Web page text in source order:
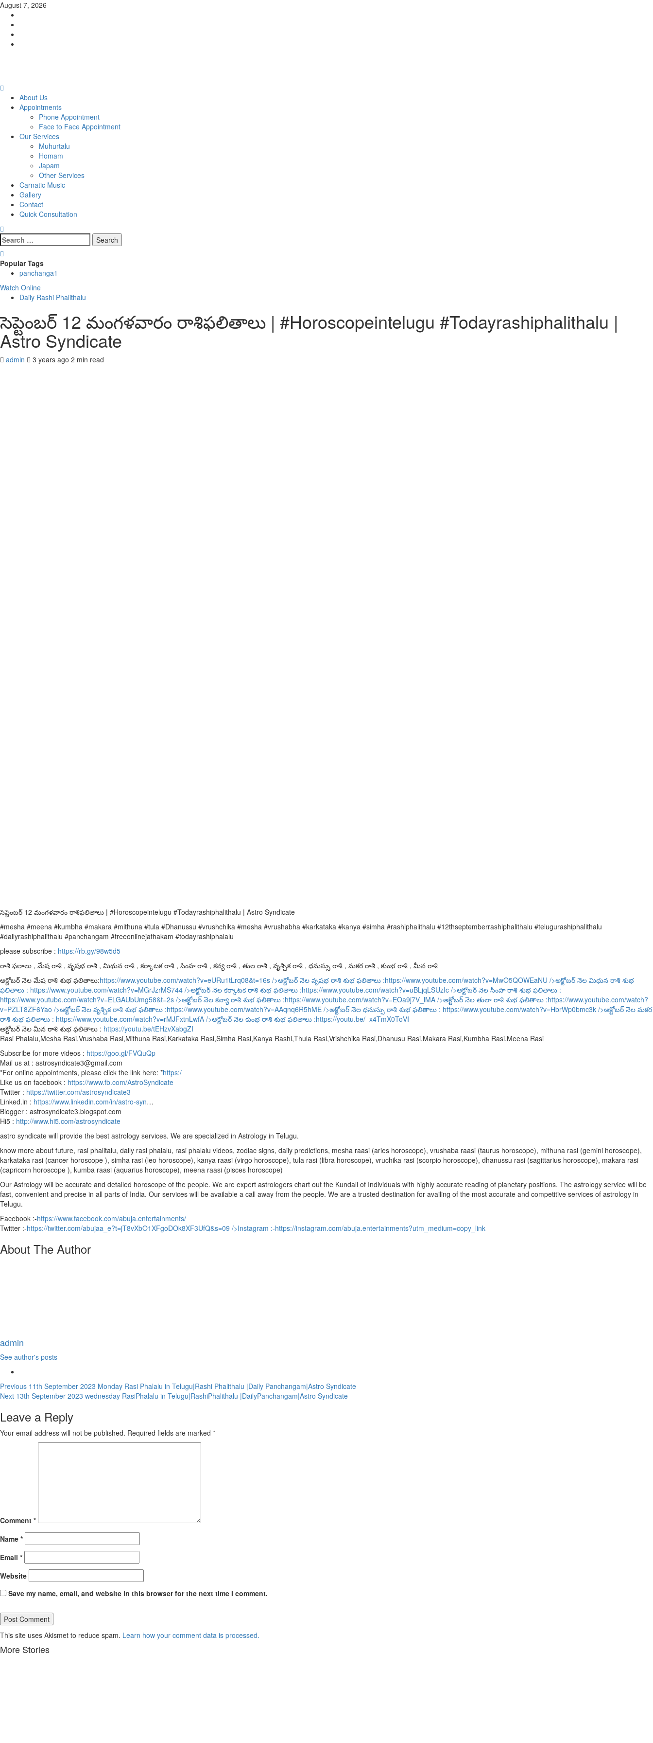
Skip
content
August 7, 2026
MenuAbout Us
Appointments
Phone Appointment
Face to Face Appointment
Our Services
Muhurtalu
Homam
Japam
Other Services
Carnatic Music
Gallery
Contact
Quick Consultation
Search
for:
Popular Tags
panchanga1
Watch Online
Daily Rashi Phalithalu
సెప్టెంబర్ 12 మంగళవారం రాశిఫలితాలు | #Horoscopeintelugu #Todayrashiphalithalu |
Astro Syndicate
admin 3 years ago 2 min read
సెప్టెంబర్ 12 మంగళవారం రాశిఫలితాలు | #Horoscopeintelugu #Todayrashiphalithalu | Astro Syndicate
#mesha #meena #kumbha #makara #mithuna #tula #Dhanussu #vrushchika #mesha #vrushabha #karkataka #kanya #simha #rashiphalithalu #12thseptemberrashiphalithalu #telugurashiphalithalu
#dailyrashiphalithalu #panchangam #freeonlinejathakam #todayrashiphalalu
please subscribe : https://rb.gy/98w5d5
రాశి ఫలాలు , మేష రాశి , వృషభ రాశి , మిథున రాశి , కర్కాటక రాశి , సింహ రాశి , కన్య రాశి , తుల రాశి , వృశ్చిక రాశి , ధనుస్సు రాశి , మకర రాశి , కుంభ రాశి , మీన రాశి
అక్టోబర్ నెల మేష రాశి శుభ ఫలితాలు:https://www.youtube.com/watch?v=eURu1tLrq08&t=16s />అక్టోబర్ నెల వృషభ రాశి శుభ ఫలితాలు :https://www.youtube.com/watch?v=MwO5QOWEaNU />అక్టోబర్ నెల మిథున రాశి శుభ
ఫలితాలు : https://www.youtube.com/watch?v=MGrJzrMS744 />అక్టోబర్ నెల కర్కాటక రాశి శుభ ఫలితాలు :https://www.youtube.com/watch?v=uBLjqLSUzIc />అక్టోబర్ నెల సింహ రాశి శుభ ఫలితాలు :
https://www.youtube.com/watch?v=ELGAUbUmg58&t=2s />అక్టోబర్ నెల కన్యా రాశి శుభ ఫలితాలు :https://www.youtube.com/watch?v=EOa9j7V_lMA />అక్టోబర్ నెల తులా రాశి శుభ ఫలితాలు :https://www.youtube.com/watch?
v=PZLT8ZF6Yao />అక్టోబర్ నెల వృశ్చిక రాశి శుభ ఫలితాలు :https://www.youtube.com/watch?v=AAqnq6R5hME />అక్టోబర్ నెల ధనుస్సు రాశి శుభ ఫలితాలు : https://www.youtube.com/watch?v=HbrWp0bmc3k />అక్టోబర్ నెల మకర
రాశి శుభ ఫలితాలు : https://www.youtube.com/watch?v=rMJFxtnLwfA />అక్టోబర్ నెల కుంభ రాశి శుభ ఫలితాలు :https://youtu.be/_x4TmX0ToVI
అక్టోబర్ నెల మీన రాశి శుభ ఫలితాలు : https://youtu.be/tEHzvXabgZI
Rasi Phalalu,Mesha Rasi,Vrushaba Rasi,Mithuna Rasi,Karkataka Rasi,Simha Rasi,Kanya Rashi,Thula Rasi,Vrishchika Rasi,Dhanusu Rasi,Makara Rasi,Kumbha Rasi,Meena Rasi
Subscribe for more videos : https://goo.gl/FVQuQp
Mail us at : astrosyndicate3@gmail.com
*For online appointments, please click the link here: *https:/
Like us on facebook : https://www.fb.com/AstroSyndicate
Twitter : https://twitter.com/astrosyndicate3
Linked.in : https://www.linkedin.com/in/astro-syn…
Blogger : astrosyndicate3.blogspot.com
Hi5 : http://www.hi5.com/astrosyndicate
astro syndicate will provide the best astrology services. We are specialized in Astrology in Telugu.
know more about future, rasi phalitalu, daily rasi phalalu, rasi phalalu videos, zodiac signs, daily predictions, mesha raasi (aries horoscope), vrushaba raasi (taurus horoscope), mithuna rasi (gemini horoscope),
karkataka rasi (cancer horoscope ), simha rasi (leo horoscope), kanya raasi (virgo horoscope), tula rasi (libra horoscope), vruchika rasi (scorpio horoscope), dhanussu rasi (sagittarius horoscope), makara rasi
(capricorn horoscope ), kumba raasi (aquarius horoscope), meena raasi (pisces horoscope)
Our Astrology will be accurate and detailed horoscope of the people. We are expert astrologers chart out the Kundali of Individuals with highly accurate reading of planetary positions. The astrology service will be
fast, convenient and precise in all parts of India. Our services will be available a call away from the people. We are a trusted destination for availing of the most accurate and competitive services of astrology in
Telugu.
Facebook :-https://www.facebook.com/abuja.entertainments/
Twitter :-https://twitter.com/abujaa_e?t=jT8vXbO1XFgoDOk8XF3UfQ&s=09 />Instagram :-https://instagram.com/abuja.entertainments?utm_medium=copy_link
About The Author
admin
See author's posts
Continue
Reading
Previous 11th September 2023 Monday Rasi Phalalu in Telugu|Rashi Phalithalu |Daily Panchangam|Astro Syndicate
Next 13th September 2023 wednesday RasiPhalalu in Telugu|RashiPhalithalu |DailyPanchangam|Astro Syndicate
Leave a Reply
Your email address will not be published. Required fields are marked *
Comment *
Name *
Email *
Website
Save my name, email, and website in this browser for the next time I comment.
This site uses Akismet to reduce spam. Learn how your comment data is processed.
More Stories